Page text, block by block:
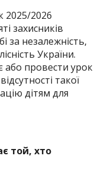
2025/2026
захисників
за незалежність,
України.
або провести урок
такої
дітям для
той,хто